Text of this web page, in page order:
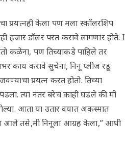
प्रयत्नही केला पण मला स्कॉलरशिप
हजार डॉलर परत करावे लागणार होते. I
कळेना, पण तिच्याकडे पाहिले तर
काय करावे सुचेना, निनू प्लीज रडू
प्रयत्न करत होतो. तिच्या
त्या नंतर बरेच काही घडले की मी
आता या उतार वयात अकस्मात
आले तसे,मी निनूला आग्रह केला,” आधी